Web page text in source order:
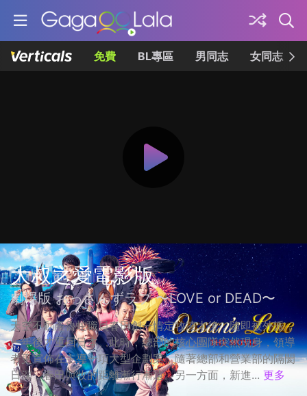
免費 BL專區 男同志 女同志
大叔之愛電影版
劇場版 おっさんずラブ 〜LOVE or DEAD〜
天空不動產魯蛇職員春田創一情定牧凌太後，隨即被外派，
一年後才重回日本。此時，總部的核心團隊突然現身，領導
者更宣佈在主導一項大型企劃案，隨著總部和營業部的隔閡
日深，春田與牧的距離漸行漸遠。另一方面，新進... 更多